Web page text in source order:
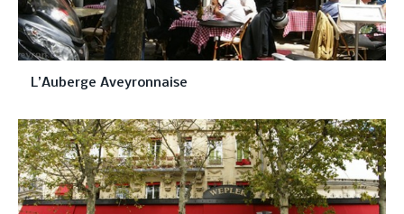
L’Auberge Aveyronnaise